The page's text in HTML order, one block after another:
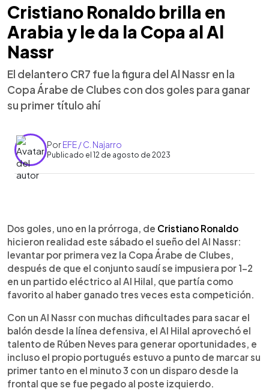
Cristiano Ronaldo brilla en
Arabia y le da la Copa al Al
Nassr
El delantero CR7 fue la figura del Al Nassr en la
Copa Árabe de Clubes con dos goles para ganar
su primer título ahí
PorEFE / C. Najarro
Publicado el 12 de agosto de 2023
► Escuchar artículo
Dos goles, uno en la prórroga, de Cristiano Ronaldo
hicieron realidad este sábado el sueño del Al Nassr:
levantar por primera vez la Copa Árabe de Clubes,
después de que el conjunto saudí se impusiera por 1-2
en un partido eléctrico al Al Hilal, que partía como
favorito al haber ganado tres veces esta competición.
Con un Al Nassr con muchas dificultades para sacar el
balón desde la línea defensiva, el Al Hilal aprovechó el
talento de Rúben Neves para generar oportunidades, e
incluso el propio portugués estuvo a punto de marcar su
primer tanto en el minuto 3 con un disparo desde la
frontal que se fue pegado al poste izquierdo.